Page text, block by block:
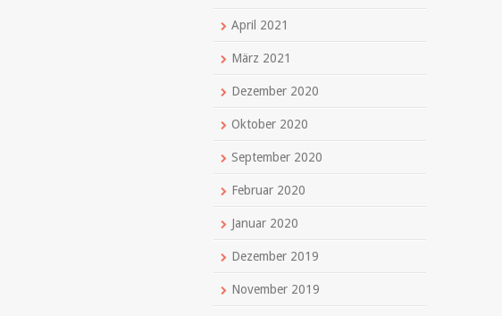
April 2021
März 2021
Dezember 2020
Oktober 2020
September 2020
Februar 2020
Januar 2020
Dezember 2019
November 2019